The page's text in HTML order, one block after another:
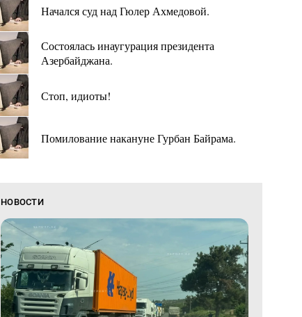
Начался суд над Гюлер Ахмедовой.
Состоялась инаугурация президента
Азербайджана.
Стоп, идиоты!
Помилование накануне Гурбан Байрама.
НОВОСТИ